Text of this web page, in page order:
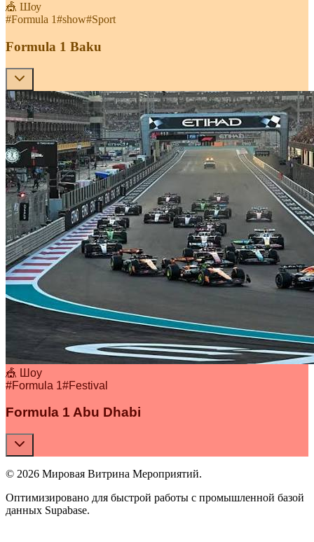
🎪 Шоу
#Formula 1#show#Sport
Formula 1 Baku
🎪 Шоу
#Formula 1#Festival
Formula 1 Abu Dhabi
© 2026 Мировая Витрина Мероприятий.
Оптимизировано для быстрой работы с промышленной базой
данных Supabase.